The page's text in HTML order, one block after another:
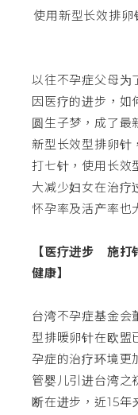
使用新型长效排
以往不孕症父母为
因医疗的进步，如
圆生子梦，成了最
新型长效型排卵针
打七针，使用长效
大减少妇女在治疗
怀孕率及活产率也
【医疗进步 施
健康】
台湾不孕症基金会
型排暖卵针在欧盟
孕症的治疗环境更
管婴儿引进台湾之
断在进步，近15年